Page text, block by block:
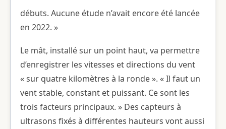
débuts. Aucune étude n’avait encore été lancée
en 2022. »
Le mât, installé sur un point haut, va permettre
d’enregistrer les vitesses et directions du vent
« sur quatre kilomètres à la ronde ». « Il faut un
vent stable, constant et puissant. Ce sont les
trois facteurs principaux. » Des capteurs à
ultrasons fixés à différentes hauteurs vont aussi